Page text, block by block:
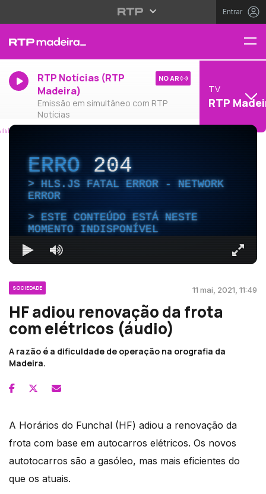
Entrar
RTP Notícias (RTP
Madeira)
Emissão em simultâneo com RTP
Notícias
NO AR
TV
RTP
ERRO204
HLS.JS FATAL ERROR - NETWORK
ERROR
ESTE CONTEÚDO ESTÁ NESTE
MOMENTO INDISPONÍVEL
SOCIEDADE 11 mai, 2021, 11:49
HF adiou renovação da frota
com elétricos (áudio)
A razão é a dificuldade de operação na orografia da
Madeira.
A Horários do Funchal (HF) adiou a renovação da
frota com base em autocarros elétricos. Os novos
autotocarros são a gasóleo, mas mais eficientes do
que os atuais.